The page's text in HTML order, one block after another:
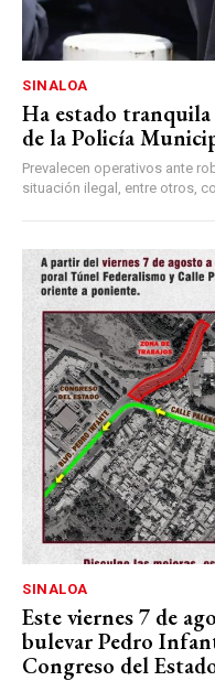
SINALOA
Ha estado
de la Policía
Prevalecen operativos ante
situación ilegal, entre otros,
SINALOA
Este viernes 7 de
bulevar Pedro
Congreso del